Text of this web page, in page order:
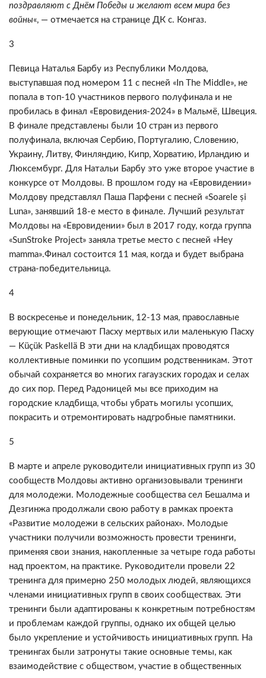
поздравляют с Днём Победы и желают всем мира без
войны«, — отмечается на странице ДК с. Конгаз.
3
Певица Наталья Барбу из Республики Молдова,
выступавшая под номером 11 с песней «In The Middle», не
попала в топ-10 участников первого полуфинала и не
пробилась в финал «Евровидения-2024» в Мальмё, Швеция.
В финале представлены были 10 стран из первого
полуфинала, включая Сербию, Португалию, Словению,
Украину, Литву, Финляндию, Кипр, Хорватию, Ирландию и
Люксембург. Для Натальи Барбу это уже второе участие в
конкурсе от Молдовы. В прошлом году на «Евровидении»
Молдову представлял Паша Парфени с песней «Soarele și
Luna», занявший 18-е место в финале. Лучший результат
Молдовы на «Евровидении» был в 2017 году, когда группа
«SunStroke Project» заняла третье место с песней «Hey
mamma».Финал состоится 11 мая, когда и будет выбрана
страна-победительница.
4
В воскресенье и понедельник, 12-13 мая, православные
верующие отмечают Пасху мертвых или маленькую Пасху
— Küçük Paskellä В эти дни на кладбищах проводятся
коллективные поминки по усопшим родственникам. Этот
обычай сохраняется во многих гагаузских городах и селах
до сих пор. Перед Радоницей мы все приходим на
городские кладбища, чтобы убрать могилы усопших,
покрасить и отремонтировать надгробные памятники.
5
В марте и апреле руководители инициативных групп из 30
сообществ Молдовы активно организовывали тренинги
для молодежи. Молодежные сообщества сел Бешалма и
Дезгинжа продолжали свою работу в рамках проекта
«Развитие молодежи в сельских районах». Молодые
участники получили возможность провести тренинги,
применяя свои знания, накопленные за четыре года работы
над проектом, на практике. Руководители провели 22
тренинга для примерно 250 молодых людей, являющихся
членами инициативных групп в своих сообществах. Эти
тренинги были адаптированы к конкретным потребностям
и проблемам каждой группы, однако их общей целью
было укрепление и устойчивость инициативных групп. На
тренингах были затронуты такие основные темы, как
взаимодействие с обществом, участие в общественных